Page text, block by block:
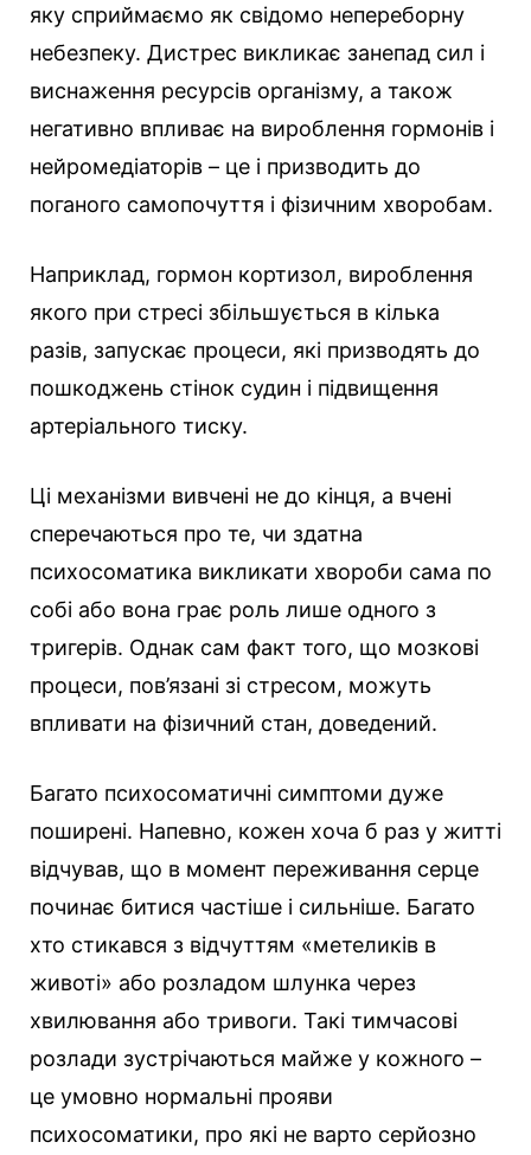
яку сприймаємо як свідомо непереборну
небезпеку. Дистрес викликає занепад сил і
виснаження ресурсів організму, а також
негативно впливає на вироблення гормонів і
нейромедіаторів – це і призводить до
поганого самопочуття і фізичним хворобам.
Наприклад, гормон кортизол, вироблення
якого при стресі збільшується в кілька
разів, запускає процеси, які призводять до
пошкоджень стінок судин і підвищення
артеріального тиску.
Ці механізми вивчені не до кінця, а вчені
сперечаються про те, чи здатна
психосоматика викликати хвороби сама по
собі або вона грає роль лише одного з
тригерів. Однак сам факт того, що мозкові
процеси, пов’язані зі стресом, можуть
впливати на фізичний стан, доведений.
Багато психосоматичні симптоми дуже
поширені. Напевно, кожен хоча б раз у житті
відчував, що в момент переживання серце
починає битися частіше і сильніше. Багато
хто стикався з відчуттям «метеликів в
животі» або розладом шлунка через
хвилювання або тривоги. Такі тимчасові
розлади зустрічаються майже у кожного –
це умовно нормальні прояви
психосоматики, про які не варто серйозно